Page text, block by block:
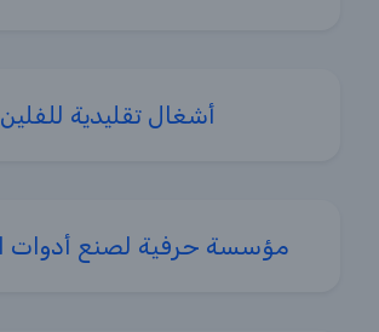
أشغال تقليدية للفلين
مؤسسة حرفية لصنع أدوات